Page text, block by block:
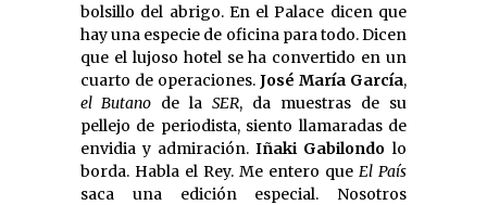
bolsillo del abrigo. En el Palace dicen que
hay una especie de oficina para todo. Dicen
que el lujoso hotel se ha convertido en un
cuarto de operaciones. José María García,
el Butano de la SER, da muestras de su
pellejo de periodista, siento llamaradas de
envidia y admiración. Iñaki Gabilondo lo
borda. Habla el Rey. Me entero que El País
saca una edición especial. Nosotros